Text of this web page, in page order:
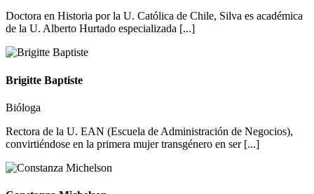
Doctora en Historia por la U. Católica de Chile, Silva es académica
de la U. Alberto Hurtado especializada [...]
Brigitte Baptiste
Bióloga
Rectora de la U. EAN (Escuela de Administración de Negocios),
convirtiéndose en la primera mujer transgénero en ser [...]